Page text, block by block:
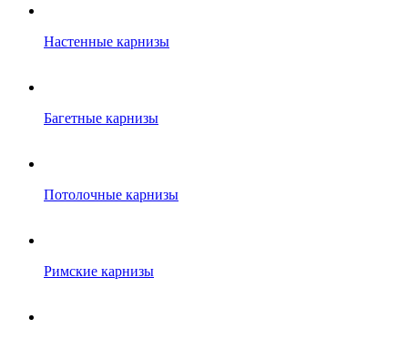
Настенные карнизы
Багетные карнизы
Потолочные карнизы
Римские карнизы